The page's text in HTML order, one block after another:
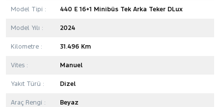
Model Tipi : 440 E 16+1 Minibüs Tek Arka Teker DLux
Model Yılı : 2024
Kilometre : 31.496 Km
Vites : Manuel
Yakıt Türü : Dizel
Araç Rengi : Beyaz